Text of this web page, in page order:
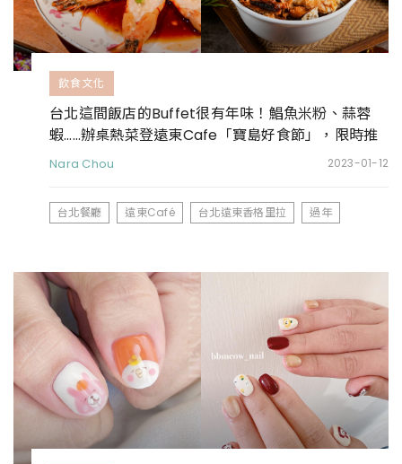
飲食文化
台北這間飯店的Buffet很有年味！鯧魚米粉、蒜蓉
蝦……辦桌熱菜登遠東Cafe「寶島好食節」，限時推
出
Nara Chou 2023-01-12
台北餐廳 遠東Café 台北遠東香格里拉 過年